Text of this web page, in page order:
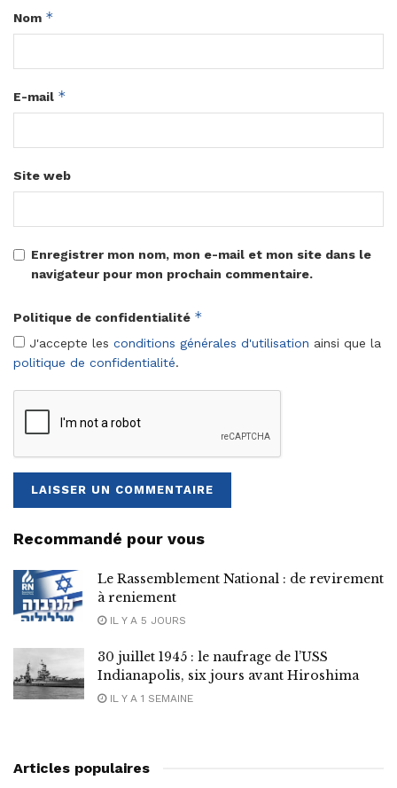
Nom *
E-mail *
Site web
Enregistrer mon nom, mon e-mail et mon site dans le
navigateur pour mon prochain commentaire.
Politique de confidentialité *
J'accepte les conditions générales d'utilisation ainsi que la
politique de confidentialité.
Recommandé pour vous
Le Rassemblement National : de revirement
à reniement
IL Y A 5 JOURS
30 juillet 1945 : le naufrage de l’USS
Indianapolis, six jours avant Hiroshima
IL Y A 1 SEMAINE
Articles populaires